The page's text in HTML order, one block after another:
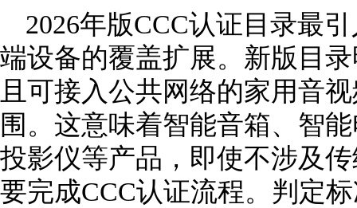
2026年版CCC认证目录最
端设备的覆盖扩展。新版目
且可接入公共网络的家用音
围。这意味着智能音箱、智
投影仪等产品，即使不涉及
要完成CCC认证流程。判定